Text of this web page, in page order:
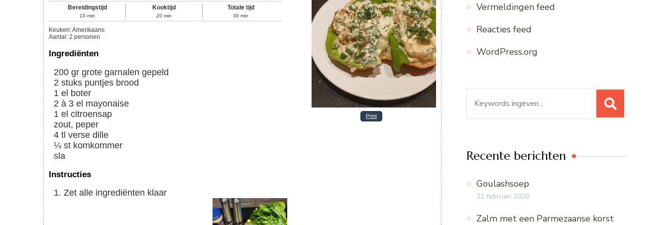
Print
Bereidingstijd
10 min
Kooktijd
20 min
Totale tijd
30 min
Keuken:Amerikaans
Aantal : 2 personen
Ingrediënten
200 gr grote garnalen gepeld
2 stuks puntjes brood
1 el boter
2 à 3 el mayonaise
1 el citroensap
zout, peper
4 tl verse dille
¼ st komkommer
sla
Instructies
Zet alle ingrediënten klaar
Vermeldingen feed
Reacties feed
WordPress.org
naar:
Recente berichten
Goulashsoep
22 februari 2026
Zalm met een Parmezaanse korst